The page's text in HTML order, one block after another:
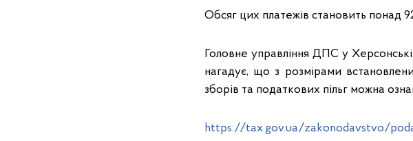
Обсяг цих платежів становить понад
Головне управління ДПС у
нагадує, що з розмірами
зборів та податкових пільг можна
https://tax.gov.ua/zakonodavstvo/